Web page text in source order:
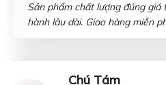
Sản phẩm chất lượng đúng
hành lâu dài. Giao hàng miễn
Chú Tám